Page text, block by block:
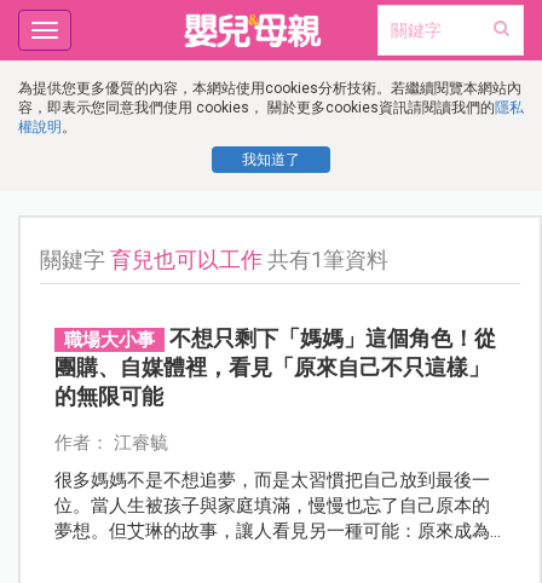
為提供您更多優質的內容，本網站使用cookies分析技術。若繼續閱覽本網站內
容，即表示您同意我們使用 cookies， 關於更多cookies資訊請閱讀我們的隱私
權說明 。
我知道了
Toggle
navigation
關鍵字育兒也可以工作共有1筆資料
職場大小事
不想只剩下「媽媽」這個角色！從
團購、自媒體裡，看見「原來自己不只這樣」
的無限可能
作者： 江睿毓
很多媽媽不是不想追夢，而是太習慣把自己放到最後一
位。當人生被孩子與家庭填滿，慢慢也忘了自己原本的
夢想。但艾琳的故事，讓人看見另一種可能：原來成為